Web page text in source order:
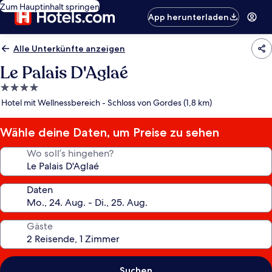
Zum Hauptinhalt springen
App herunterladen
Alle Unterkünfte anzeigen
Le Palais D'Aglaé
4.0-
Sterne-
Hotel mit Wellnessbereich - Schloss von Gordes (1,8 km)
Wähle deine Daten, um Preise zu sehen
Wo soll’s hingehen?
Daten
Gäste